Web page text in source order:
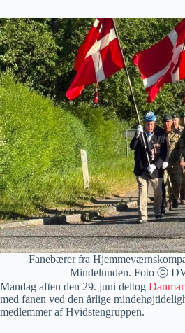
Fanebærer fra
Mindelunden. Foto ⓒ
Mandag aften den 29. juni deltog
med fanen ved den årlige
medlemmer af Hvidstengruppen.